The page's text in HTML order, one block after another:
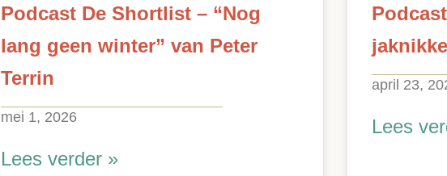
Podcast De Shortlist – “Nog
lang geen winter” van Peter
Terrin
mei 1, 2026
Lees verder »
april 23,
Lees